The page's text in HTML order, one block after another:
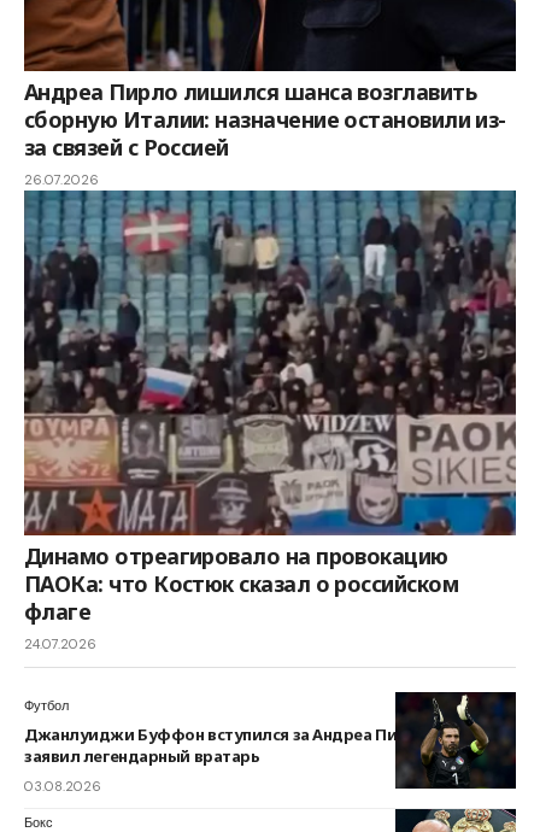
Андреа Пирло лишился шанса возглавить
сборную Италии: назначение остановили из-
за связей с Россией
26.07.2026
Динамо отреагировало на провокацию
ПАОКа: что Костюк сказал о российском
флаге
24.07.2026
Футбол
Джанлуиджи Буффон вступился за Андреа Пирло: что
заявил легендарный вратарь
03.08.2026
Бокс